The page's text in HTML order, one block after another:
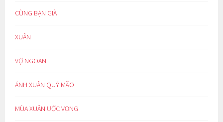
CÙNG BẠN GIÀ
XUÂN
VỢ NGOAN
ÁNH XUÂN QUÝ MÃO
MÙA XUÂN ƯỚC VỌNG